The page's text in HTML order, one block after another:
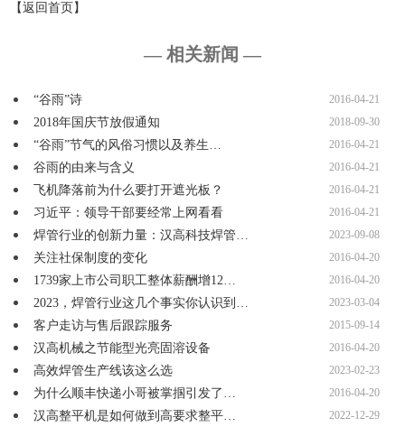
【返回首页】
— 相关新闻 —
“谷雨”诗 2016-04-21
2018年国庆节放假通知 2018-09-30
“谷雨”节气的风俗习惯以及养生… 2016-04-21
谷雨的由来与含义 2016-04-21
飞机降落前为什么要打开遮光板？ 2016-04-21
习近平：领导干部要经常上网看看 2016-04-21
焊管行业的创新力量：汉高科技焊管… 2023-09-08
关注社保制度的变化 2016-04-20
1739家上市公司职工整体薪酬增12… 2016-04-20
2023，焊管行业这几个事实你认识到… 2023-03-04
客户走访与售后跟踪服务 2015-09-14
汉高机械之节能型光亮固溶设备 2016-04-20
高效焊管生产线该这么选 2023-02-23
为什么顺丰快递小哥被掌掴引发了… 2016-04-20
汉高整平机是如何做到高要求整平… 2022-12-29